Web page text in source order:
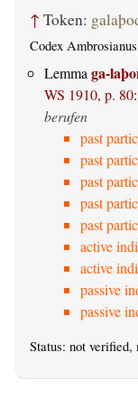
↑ Token:
Codex
Lemmaga-
WS 1910, p. 80:
berufen
past
past
past
past
past
active
active
passive
passive
Status: not